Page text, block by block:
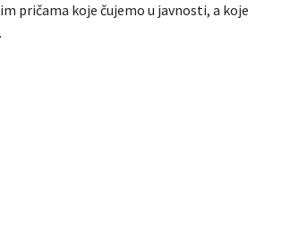
pričama koje čujemo u javnosti, a koje